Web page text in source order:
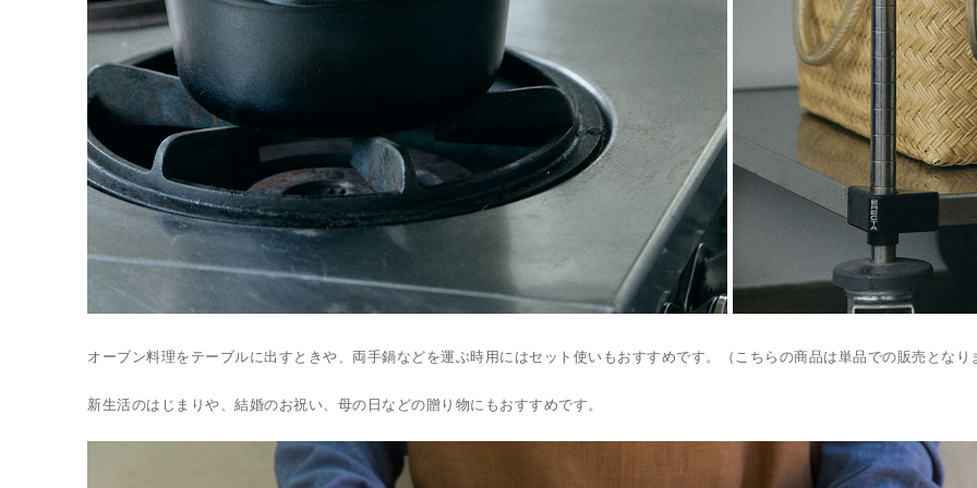
オーブン料理をテーブルに出すときや、両手鍋などを運ぶ時用にはセット使いもおすすめです。（こちらの商品は単品での販売となり
新生活のはじまりや、結婚のお祝い、母の日などの贈り物にもおすすめです。